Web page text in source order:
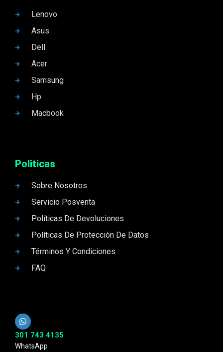
Lenovo
Asus
Dell
Acer
Samsung
Hp
Macbook
Politicas
Sobre Nosotros
Servicio Posventa
Políticas De Devoluciones
Políticas De Protección De Datos
Términos Y Condiciones
FAQ
301 743 4135
WhatsApp